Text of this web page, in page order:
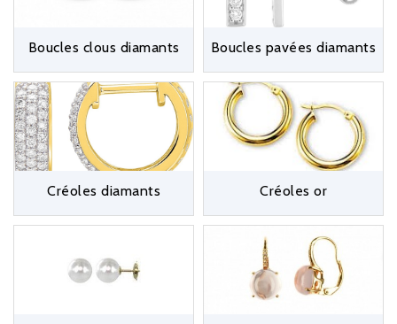
ouor jaune
le bijou dont vous rêvez de porter ou d’offrir !
d’oreilles en perle de cultureetperle de Tahitiornées de
diamants. Vous trouverez des
clous et dormeuses avec
perles de culture
qui sauront vous mettre en valeur.
Desboucles d’oreillescréées et serties avec délicatesse,
pour un style raffiné. Douce parure du visage, découvrez
grands classiques intemporels signés Les Anneaux Bleus et
entrez dans le rêve ! Pour compléter votre parure,
découvrez nosbracelets en diamants et nos
bagues
serties de diamants.
Boucles clous diamants Boucles pavées diamants
Créoles diamants Créoles or